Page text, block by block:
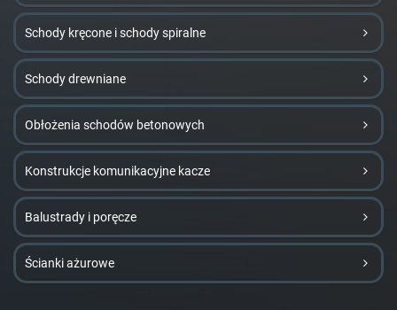
Schody kręcone i schody spiralne
Schody drewniane
Obłożenia schodów betonowych
Konstrukcje komunikacyjne kacze
Balustrady i poręcze
Ścianki ażurowe